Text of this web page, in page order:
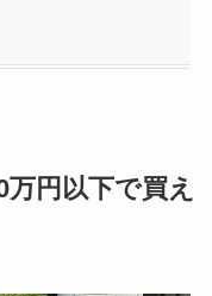
円以下で買え